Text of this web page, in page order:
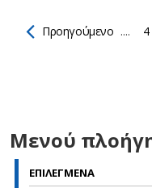
Προηγούμενο .... 4
Μενού
ΕΠΙΛΕΓΜΕΝΑ